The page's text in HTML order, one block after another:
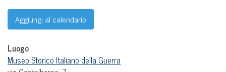
Aggiungi al calendario
Luogo
Museo Storico Italiano della Guerra